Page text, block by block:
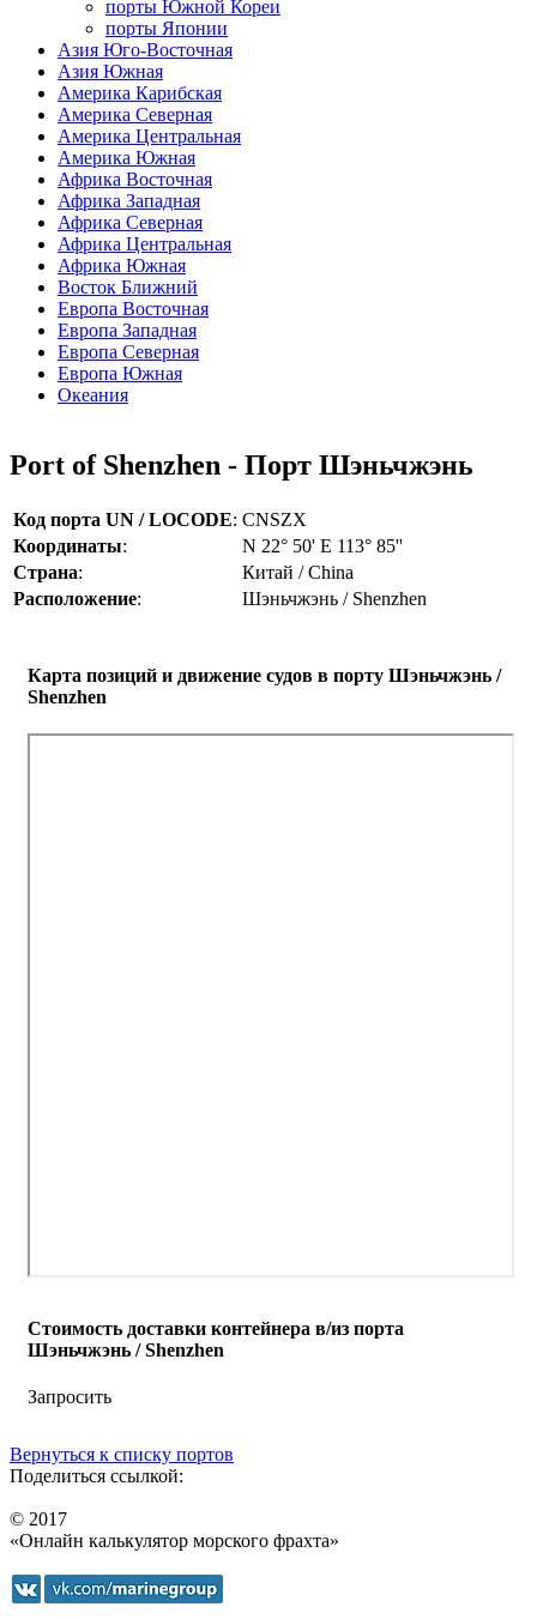
порты Южной Кореи
порты Японии
Азия Юго-Восточная
Азия Южная
Америка Карибская
Америка Северная
Америка Центральная
Америка Южная
Африка Восточная
Африка Западная
Африка Северная
Африка Центральная
Африка Южная
Восток Ближний
Европа Восточная
Европа Западная
Европа Северная
Европа Южная
Океания
Port of Shenzhen - Порт Шэньчжэнь
Код порта UN / LOCODE: CNSZX
Координаты:
N 22° 50' E 113° 85''
Страна:
Китай / China
Расположение: Шэньчжэнь / Shenzhen
Карта позиций и движение судов в порту Шэньчжэнь /
Shenzhen
Стоимость доставки контейнера в/из порта
Шэньчжэнь / Shenzhen
Запросить
Вернуться к списку портов
Поделиться ссылкой:
© 2017
«Онлайн калькулятор морского фрахта»